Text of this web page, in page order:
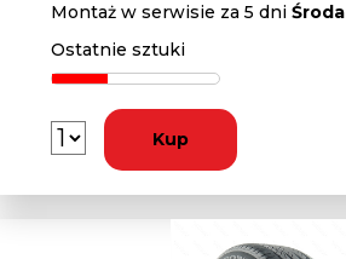
Montaż w serwisie za 5 dniŚroda
Ostatnie sztuki
Kup